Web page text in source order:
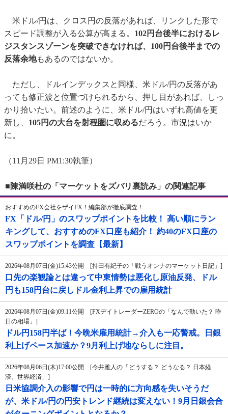
米ドル/円は、クロス円の反落があれば、リンクした形で
スピード調整が入る公算が高まる。 102円台後半におけるレ
ジスタンスゾーンを突破できなければ、100円台後半までの
反落余地もあるのではないか。
ただし、ドルインデックスと同様、米ドル/円の反落があ
っても修正波と位置づけられるから、押し目があれば、しっ
かり拾いたい。前述のように、米ドル/円はいずれ高値を更
新し、 105円の大台を射程圏に収めるだろう。市況はいか
に。
（11月29日 PM1:30執筆）
■陳満咲杜の「マーケットをズバリ裏読み」の関連記事
おすすめのFX会社をザイFX！編集部が徹底調査！
FX「ドル/円」のスワップポイントを比較！ 高い順にラン
キングして、おすすめのFX口座も紹介！ 約40のFX口座の
スワップポイントを調査【最新】
2026年08月07日(金)15:43公開 [持田有紀子の「戦うオンナのマーケット日記」]
口先の楽観論とは違って中東情勢は悪化し原油反発、ドル
円も158円台に戻しドル金利上昇での雇用統計
2026年08月07日(金)09:11公開 [FXデイトレーダーZEROの「なんで動いた？ 昨
日の相場」]
ドル円158円半ば！今晩米雇用統計→介入も一応警戒。日銀
利上げペース加速か？9月利上げ地ならしに注目。
2026年08月06日(木)17:00公開 [今井雅人の「どうする？ どうなる？ 日本経
済、世界経済」]
日米協調介入の影響で円は一時的に方向感を失いそうだ
が、米ドル/円の円安トレンド継続は変えない！9月日銀会合